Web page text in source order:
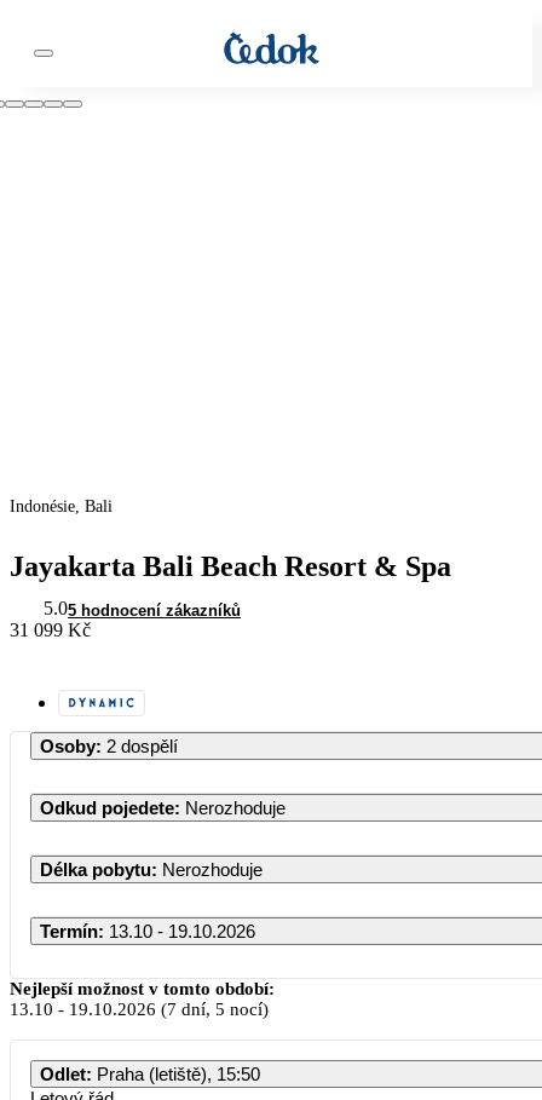
Indonésie, Bali
Jayakarta Bali Beach Resort & Spa
5.05 hodnocení zákazníků
31 099 Kč
Osoby: 2 dospělí
Odkud pojedete: Nerozhoduje
Délka pobytu: Nerozhoduje
Termín: 13.10 - 19.10.2026
Říjen 2026
PO ÚT ST ČT PÁ SO
Nejlepší možnost v tomto období:
13.10 - 19.10.2026 (7 dní, 5 nocí)
Odlet: Praha (letiště), 15:50